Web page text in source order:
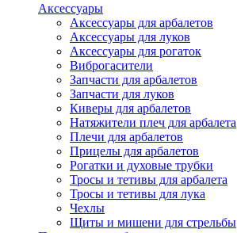
Аксессуары
Аксессуары для арбалетов
Аксессуары для луков
Аксессуары для рогаток
Виброгасители
Запчасти для арбалетов
Запчасти для луков
Киверы для арбалетов
Натяжители плеч для арбалета
Плечи для арбалетов
Прицелы для арбалетов
Рогатки и духовые трубки
Тросы и тетивы для арбалета
Тросы и тетивы для лука
Чехлы
Щиты и мишени для стрельбы